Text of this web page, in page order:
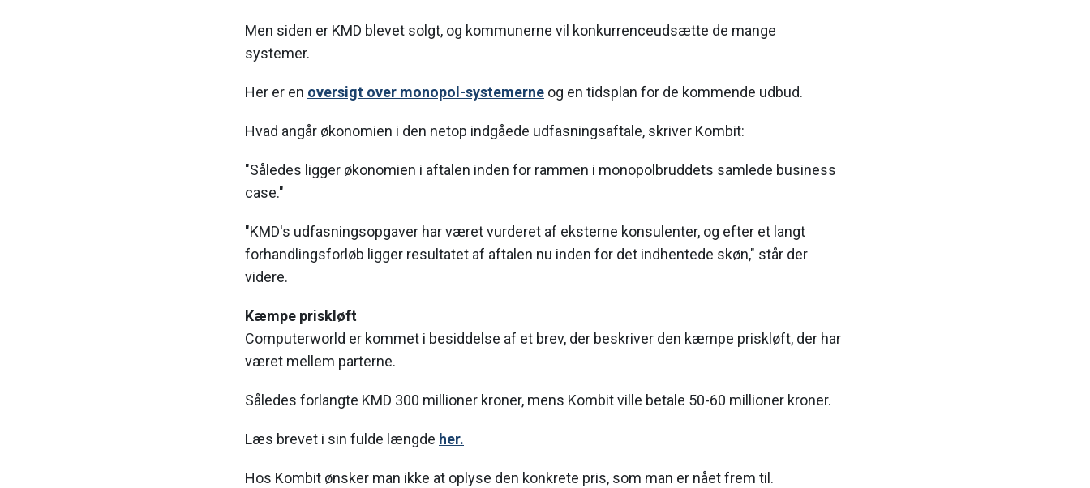
Men siden er KMD blevet solgt, og kommunerne vil konkurrenceudsætte de mange
systemer.
Her er en oversigt over monopol-systemerne og en tidsplan for de kommende udbud.
Hvad angår økonomien i den netop indgåede udfasningsaftale, skriver Kombit:
"Således ligger økonomien i aftalen inden for rammen i monopolbruddets samlede business
case."
"KMD's udfasningsopgaver har været vurderet af eksterne konsulenter, og efter et langt
forhandlingsforløb ligger resultatet af aftalen nu inden for det indhentede skøn," står der
videre.
Kæmpe priskløft
Computerworld er kommet i besiddelse af et brev, der beskriver den kæmpe priskløft, der har
været mellem parterne.
Således forlangte KMD 300 millioner kroner, mens Kombit ville betale 50-60 millioner kroner.
Læs brevet i sin fulde længde her.
Hos Kombit ønsker man ikke at oplyse den konkrete pris, som man er nået frem til.